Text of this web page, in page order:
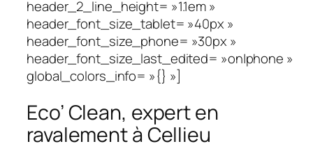
header_2_line_height= »1.1em »
header_font_size_tablet= »40px »
header_font_size_phone= »30px »
header_font_size_last_edited= »on|phone »
global_colors_info= »{} »]
Eco’ Clean, expert en
ravalement à Cellieu